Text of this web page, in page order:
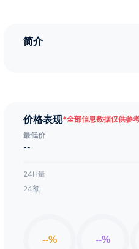
简介
价格表现*全部信息数据仅供参
最低价
--
24H量
24额